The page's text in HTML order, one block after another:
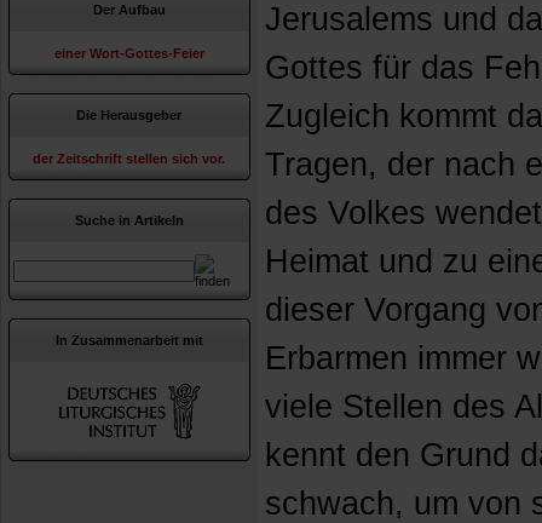
Der Aufbau
einer Wort-Gottes-Feier
Die Herausgeber
der Zeitschrift stellen sich vor.
Suche in Artikeln
In Zusammenarbeit mit
Jerusalems und
Gottes für das
Zugleich kommt
Tragen, der nach
des Volkes
Heimat und zu
dieser Vorgang
Erbarmen immer
viele Stellen des
kennt den Grund
schwach, um von